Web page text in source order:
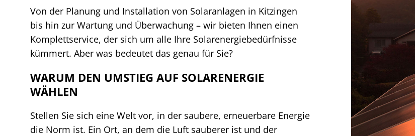
Von der Planung und Installation von Solaranlagen in Kitzingen
bis hin zur Wartung und Überwachung – wir bieten Ihnen einen
Komplettservice, der sich um alle Ihre Solarenergiebedürfnisse
kümmert. Aber was bedeutet das genau für Sie?
WARUM DEN UMSTIEG AUF SOLARENERGIE
WÄHLEN
Stellen Sie sich eine Welt vor, in der saubere, erneuerbare Energie
die Norm ist. Ein Ort, an dem die Luft sauberer ist und der